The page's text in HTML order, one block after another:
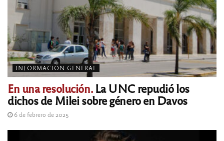
INFORMACIÓN GENERAL
En una resolución.La UNC repudió los
dichos de Milei sobre género en Davos
6 de febrero de 2025